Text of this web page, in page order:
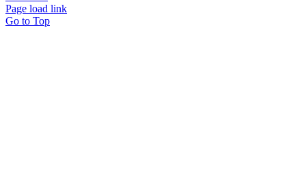
Page load link
Go to Top